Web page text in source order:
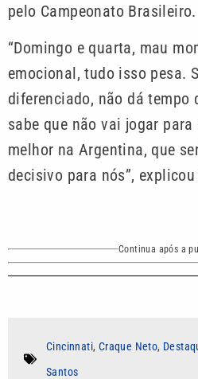
pelo Campeonato Brasileiro.
“Domingo e quarta, mau
emocional, tudo isso pesa.
diferenciado, não dá tempo
sabe que não vai jogar
melhor na Argentina, que
decisivo para nós”, explicou
Continua após a
Cincinnati, Craque Neto,
Santos